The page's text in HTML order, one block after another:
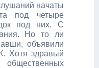
начаты
под четыре
под них. С
Но то ли
объявили
Хотя здравый